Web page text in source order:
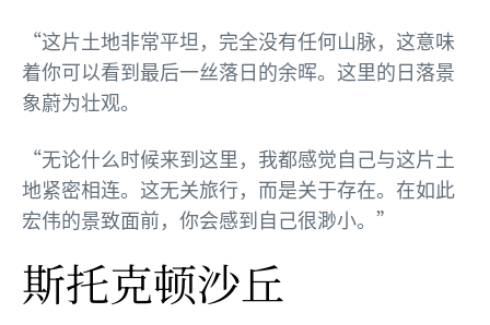
“这片土地非常平坦，完全没有任何山脉，这意味
着你可以看到最后一丝落日的余晖。这里的日落景
象蔚为壮观。
“无论什么时候来到这里，我都感觉自己与这片土
地紧密相连。这无关旅行，而是关于存在。在如此
宏伟的景致面前，你会感到自己很渺小。”
斯托克顿沙丘